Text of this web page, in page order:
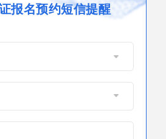
报名预约短信提醒